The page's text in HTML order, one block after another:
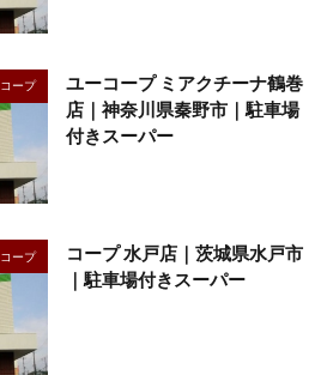
コープ
ユーコープ ミアクチーナ鶴巻
店｜神奈川県秦野市｜駐車場
付きスーパー
コープ
コープ 水戸店｜茨城県水戸市
｜駐車場付きスーパー